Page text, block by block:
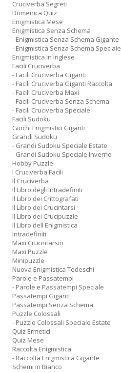
Cruciverba Segreti
Domenica Quiz
Enigmistica Mese
Enigmistica Senza Schema
- Enigmistica Senza Schema Gigante
- Enigmistica Senza Schema Speciale
Enigmistica in inglese
Facili Cruciverba
- Facili Cruciverba Giganti
- Facili Cruciverba Giganti Raccolta
- Facili Cruciverba Maxi
- Facili Cruciverba Senza Schema
- Facili Cruciverba Speciale
Facili Sudoku
Giochi Enigmistici Giganti
Grandi Sudoku
- Grandi Sudoku Speciale Estate
- Grandi Sudoku Speciale Inverno
Hobby Puzzle
I Cruciverba Facili
Il Cruciverba
Il Libro degli Intradefiniti
Il Libro dei Crittografati
Il Libro dei Crucintarsi
Il Libro dei Crucipuzzle
Il Libro dell Enigmistica
Intradefiniti
Maxi Crucintarsio
Maxi Puzzle
Minipuzzle
Nuova Enigmistica Tedeschi
Parole e Passatempi
- Parole e Passatempi Speciale
Passatempi Giganti
Passatempi Senza Schema
Puzzle Colossali
- Puzzle Colossali Speciale Estate
Quiz Ermetici
Quiz Mese
Raccolta Enigmistica
- Raccolta Enigmistica Gigante
Schemi in Bianco